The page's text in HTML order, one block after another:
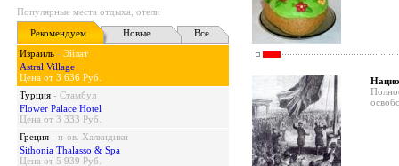
Популярные места отдыха, отели
Рекомендуем
Новые
Все
Израиль - Эйлат
Astral Village
Цена от 3 636 Руб.
Турция - Стамбул
Flower Palace Hotel
Цена от 3 333 Руб.
Греция - п-ов. Халкидики
Sithonia Thalasso & Spa
Цена от 5 939 Руб.